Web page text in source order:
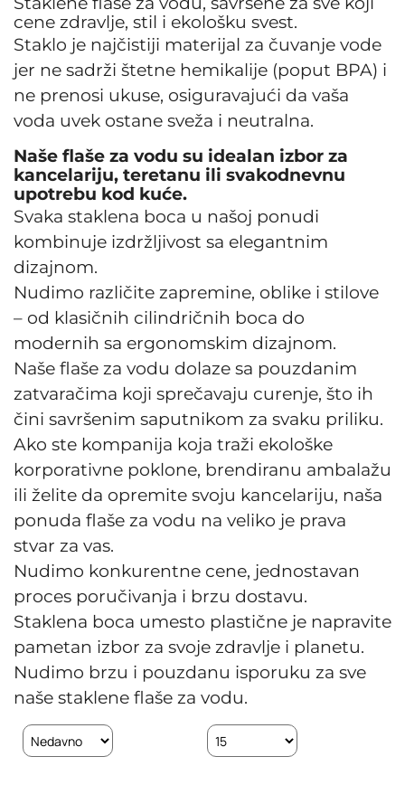
cene zdravlje, stil i ekološku svest.
Staklo je najčistiji materijal za čuvanje vode
jer ne sadrži štetne hemikalije (poput BPA) i
ne prenosi ukuse, osiguravajući da vaša
voda uvek ostane sveža i neutralna.
Naše flaše za vodu su idealan izbor za
kancelariju, teretanu ili svakodnevnu
upotrebu kod kuće.
Svaka staklena boca u našoj ponudi
kombinuje izdržljivost sa elegantnim
dizajnom.
Nudimo različite zapremine, oblike i stilove
– od klasičnih cilindričnih boca do
modernih sa ergonomskim dizajnom.
Naše flaše za vodu dolaze sa pouzdanim
zatvaračima koji sprečavaju curenje, što ih
čini savršenim saputnikom za svaku priliku.
Ako ste kompanija koja traži ekološke
korporativne poklone, brendiranu ambalažu
ili želite da opremite svoju kancelariju, naša
ponuda flaše za vodu na veliko je prava
stvar za vas.
Nudimo konkurentne cene, jednostavan
proces poručivanja i brzu dostavu.
Staklena boca umesto plastične je napravite
pametan izbor za svoje zdravlje i planetu.
Nudimo brzu i pouzdanu isporuku za sve
naše staklene flaše za vodu.